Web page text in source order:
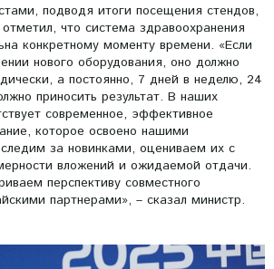
подводя итоги посещения стендов,
что система здравоохранения
конкретному моменту времени. «Если
нового оборудования, оно должно
а постоянно, 7 дней в неделю, 24
приносить результат. В наших
современное, эффективное
которое освоено нашими
за новинками, оцениваем их с
вложений и ожидаемой отдачи.
перспективу совместного
партнерами», – сказал министр.